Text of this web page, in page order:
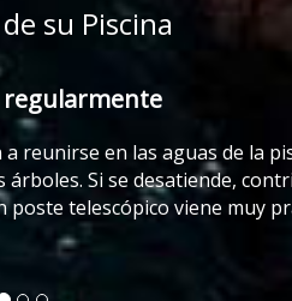
su Piscina